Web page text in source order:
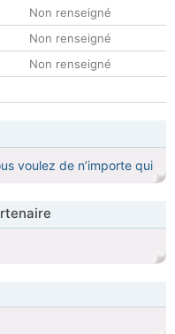
Non renseigné
Non renseigné
Non renseigné
voulez de n’importe qui